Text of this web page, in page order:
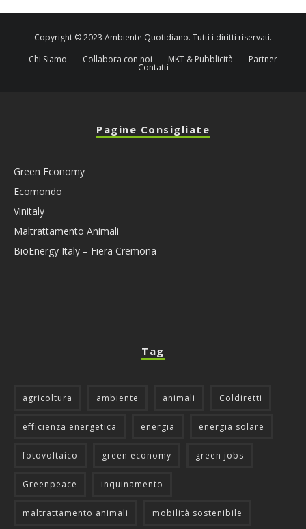
Copyright © 2023 Ambiente Quotidiano. Tutti i diritti riservati.
Chi Siamo
Collabora con noi MKT & Pubblicità Partner
Contatti
Pagine Consigliate
Green Economy
Ecomondo
Vinitaly
Maltrattamento Animali
BioEnergy Italy – Fiera Cremona
Tag
agricoltura ambiente animali Coldiretti
efficienza energetica energia energia solare
fotovoltaico green economy green jobs
Greenpeace inquinamento
maltrattamento animali mobilità sostenibile